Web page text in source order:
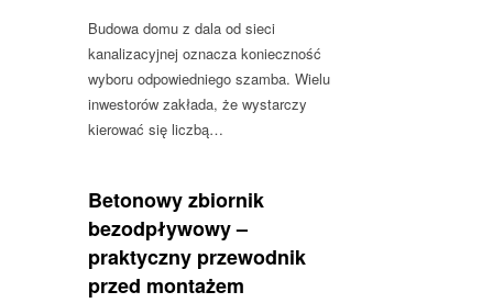
Budowa domu z dala od sieci
kanalizacyjnej oznacza konieczność
wyboru odpowiedniego szamba. Wielu
inwestorów zakłada, że wystarczy
kierować się liczbą…
Betonowy zbiornik
bezodpływowy –
praktyczny przewodnik
przed montażem